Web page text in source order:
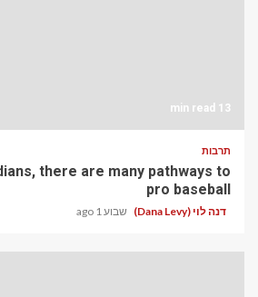
13 min read
תרבות
there are many pathways to
pro baseball
דנה לוי (Dana Levy) שבוע 1 ago